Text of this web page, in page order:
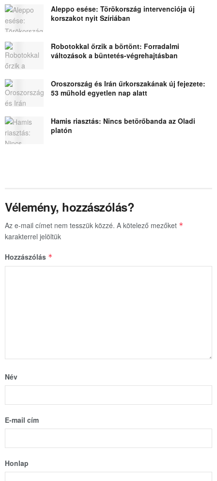
Aleppo esése: Törökország intervenciója új
korszakot nyit Szíriában
Robotokkal őrzik a börtönt: Forradalmi
változások a büntetés-végrehajtásban
Oroszország és Irán űrkorszakának új fejezete:
53 műhold egyetlen nap alatt
Hamis riasztás: Nincs betörőbanda az Oladi
platón
Vélemény, hozzászólás?
Az e-mail címet nem tesszük közzé. A kötelező mezőket *
karakterrel jelöltük
Hozzászólás *
Név
E-mail cím
Honlap